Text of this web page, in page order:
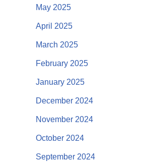
May 2025
April 2025
March 2025
February 2025
January 2025
December 2024
November 2024
October 2024
September 2024